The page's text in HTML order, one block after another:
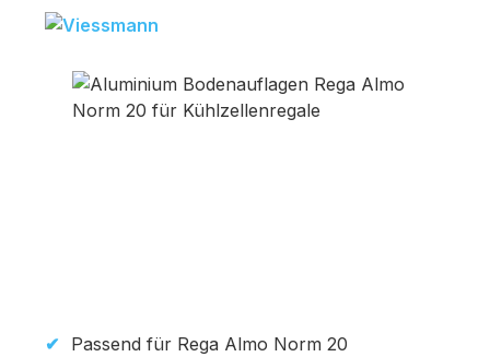
Bildergalerie überspringen
Passend für Rega Almo Norm 20